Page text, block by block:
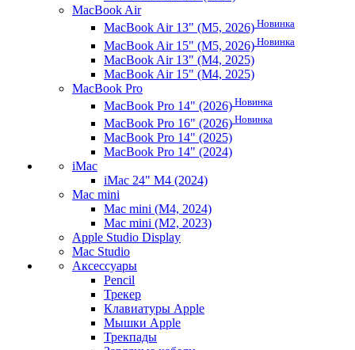
MacBook Air
MacBook Air 13" (M5, 2026) Новинка
MacBook Air 15" (M5, 2026) Новинка
MacBook Air 13" (M4, 2025)
MacBook Air 15" (M4, 2025)
MacBook Pro
MacBook Pro 14" (2026) Новинка
MacBook Pro 16" (2026) Новинка
MacBook Pro 14" (2025)
MacBook Pro 14" (2024)
iMac
iMac 24" M4 (2024)
Mac mini
Mac mini (M4, 2024)
Mac mini (M2, 2023)
Apple Studio Display
Mac Studio
Аксессуары
Pencil
Трекер
Клавиатуры Apple
Мышки Apple
Трекпады